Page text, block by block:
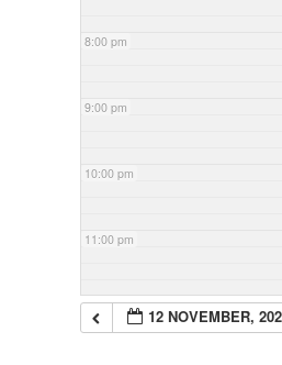
8:00 pm
9:00 pm
10:00 pm
11:00 pm
12 NOVEMBER,